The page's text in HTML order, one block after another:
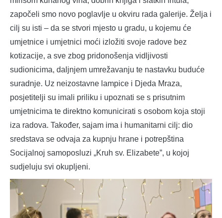
započeli smo novo poglavlje u okviru rada galerije. Želja i
cilj su isti – da se stvori mjesto u gradu, u kojemu će
umjetnice i umjetnici moći izložiti svoje radove bez
kotizacije, a sve zbog pridonošenja vidljivosti
sudionicima, daljnjem umrežavanju te nastavku buduće
suradnje. Uz neizostavne lampice i Djeda Mraza,
posjetitelji su imali priliku i upoznati se s prisutnim
umjetnicima te direktno komunicirati s osobom koja stoji
iza radova. Također, sajam ima i humanitarni cilj: dio
sredstava se odvaja za kupnju hrane i potrepština
Socijalnoj samoposluzi „Kruh sv. Elizabete”, u kojoj
sudjeluju svi okupljeni.